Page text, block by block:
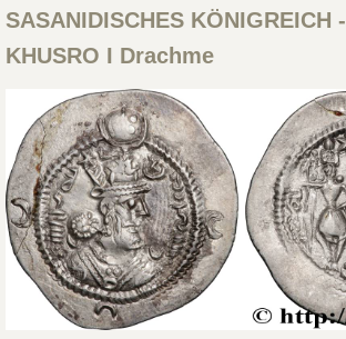
SASANIDISCHES KÖNIGREICH -
KHUSRO I Drachme